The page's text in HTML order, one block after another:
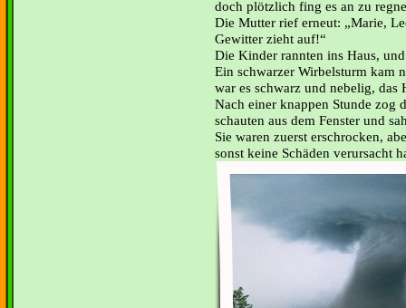
doch plötzlich fing es an zu
Die Mutter rief erneut: „Marie,
Gewitter zieht auf!“
Die Kinder rannten ins Haus,
Ein schwarzer Wirbelsturm kam
war es schwarz und nebelig,
Nach einer knappen Stunde zog
schauten aus dem Fenster und
Sie waren zuerst erschrocken,
sonst keine Schäden verursacht